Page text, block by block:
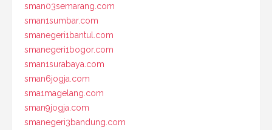
sman03semarang.com
sman1sumbar.com
smanegeri1bantul.com
smanegeri1bogor.com
sman1surabaya.com
sman6jogja.com
sma1magelang.com
sman9jogja.com
smanegeri3bandung.com